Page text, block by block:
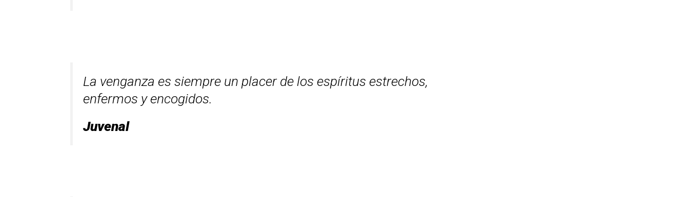
La venganza es siempre un placer de los espíritus estrechos,
enfermos y encogidos.
Juvenal